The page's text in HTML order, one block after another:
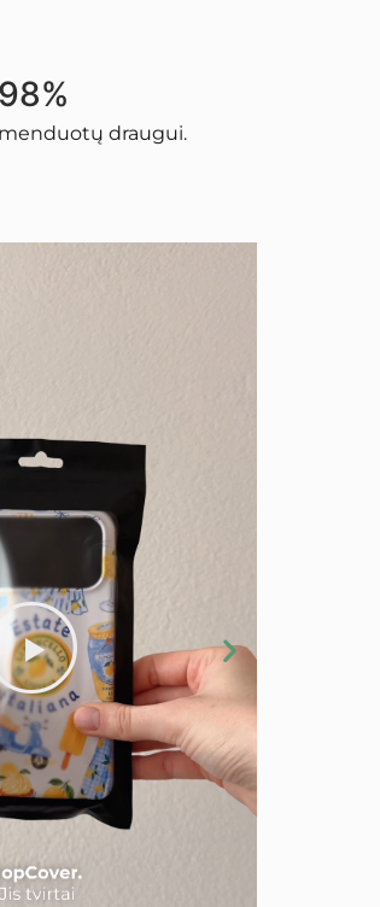
98%
draugui.